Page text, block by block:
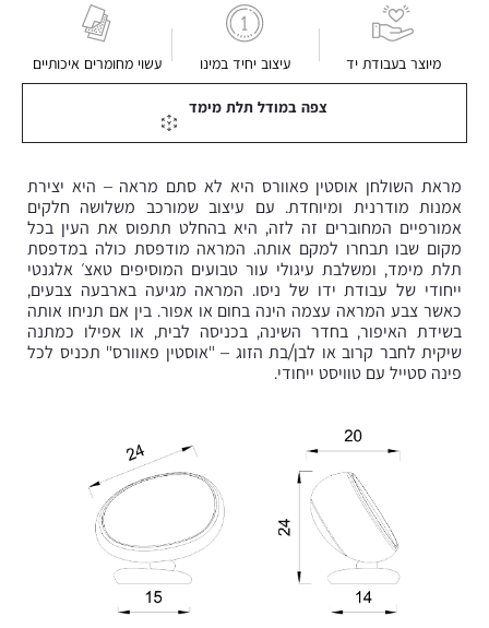
מיוצר בעבודת יד עיצוב יחיד במינו עשוי מחומרים איכותיים
צפה במודל תלת מימד
מראת השולחן אוסטין פאוורס היא לא סתם מראה – היא יצירת
אמנות מודרנית ומיוחדת. עם עיצוב שמורכב משלושה חלקים
אמורפיים המחוברים זה לזה, היא בהחלט תתפוס את העין בכל
מקום שבו תבחרו למקם אותה. המראה מודפסת כולה במדפסת
תלת מימד, ומשלבת עיגולי עור טבועים המוסיפים טאצ׳ אלגנטי
ייחודי של עבודת ידו של ניסו. המראה מגיעה בארבעה צבעים,
כאשר צבע המראה עצמה הינה בחום או אפור. בין אם תניחו אותה
בשידת האיפור, בחדר השינה, בכניסה לבית, או אפילו כמתנה
שיקית לחבר קרוב או לבן/בת הזוג – "אוסטין פאוורס" תכניס לכל
פינה סטייל עם טוויסט ייחודי.